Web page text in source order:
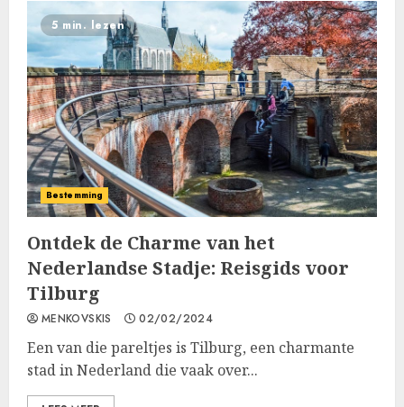
5 min. lezen
Bestemming
Ontdek de Charme van het
Nederlandse Stadje: Reisgids voor
Tilburg
MENKOVSKIS 02/02/2024
Een van die pareltjes is Tilburg, een charmante
stad in Nederland die vaak over...